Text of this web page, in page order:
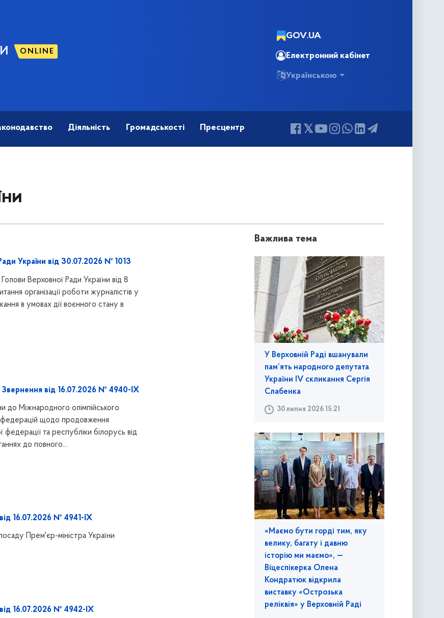
ONLINE
GOV.UA
Електронний кабінет
Українською
Діяльність Громадськості Пресцентр
України від 30.07.2026 № 1013
Верховної Ради України від 8
організації роботи журналістів у
в умовах дії воєнного стану в
Звернення від 16.07.2026 № 4940-IX
до Міжнародного олімпійського
федерацій щодо продовження
федерації та республіки білорусь від
до повного...
16.07.2026 № 4941-IX
Прем'єр-міністра України
16.07.2026 № 4942-IX
Важлива тема
У Верховній Раді вшанували
пам’ять народного депутата
України IV скликання Сергія
Слабенка
30 липня 2026 15:21
«Маємо бути горді тим, яку
велику, багату і давню
історію ми маємо», —
Віцеспікерка Олена
Кондратюк відкрила
виставку «Острозька
реліквія» у Верховній Раді